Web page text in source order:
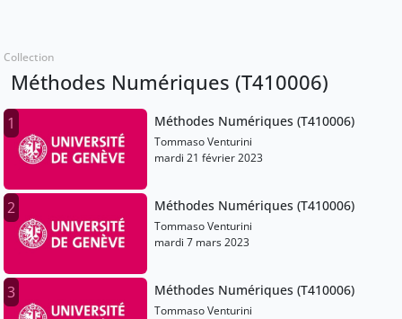
Collection
Méthodes Numériques (T410006)
1 Méthodes Numériques (T410006)
Tommaso Venturini
mardi 21 février 2023
2 Méthodes Numériques (T410006)
Tommaso Venturini
mardi 7 mars 2023
3 Méthodes Numériques (T410006)
Tommaso Venturini